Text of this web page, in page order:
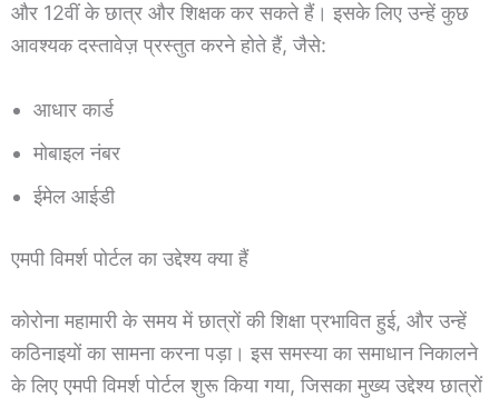
और 12वीं के छात्र और शिक्षक कर सकते हैं। इसके लिए उन्हें कुछ
आवश्यक दस्तावेज़ प्रस्तुत करने होते हैं, जैसे:
आधार कार्ड
मोबाइल नंबर
ईमेल आईडी
एमपी विमर्श पोर्टल का उद्देश्य क्या हैं
कोरोना महामारी के समय में छात्रों की शिक्षा प्रभावित हुई, और उन्हें
कठिनाइयों का सामना करना पड़ा। इस समस्या का समाधान निकालने
के लिए एमपी विमर्श पोर्टल शुरू किया गया, जिसका मुख्य उद्देश्य छात्रों